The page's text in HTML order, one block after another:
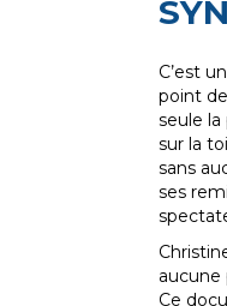
C’est
point
seule
sur la
sans
ses
aucune
Ce